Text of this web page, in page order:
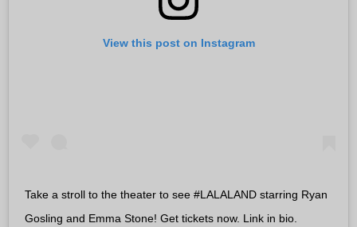
View this post on Instagram
Take a stroll to the theater to see #LALALAND starring Ryan
Gosling and Emma Stone! Get tickets now. Link in bio.